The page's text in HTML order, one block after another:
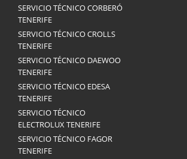
SERVICIO TÉCNICO CORBERÓ
TENERIFE
SERVICIO TÉCNICO CROLLS
TENERIFE
SERVICIO TÉCNICO DAEWOO
TENERIFE
SERVICIO TÉCNICO EDESA
TENERIFE
SERVICIO TÉCNICO
ELECTROLUX TENERIFE
SERVICIO TÉCNICO FAGOR
TENERIFE